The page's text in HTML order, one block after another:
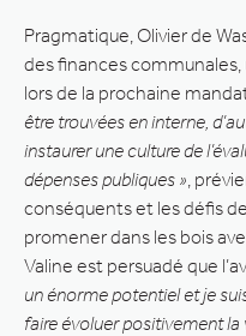
Pragmatique, Olivier de
des finances
lors de la prochaine
être trouvées en interne,
instaurer une culture de
dépenses publiques » ,
conséquents et les défis
promener dans les bois
Valine est persuadé que
un énorme potentiel et je
faire évoluer positivement